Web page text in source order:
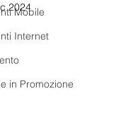
Mobile
Internet
in Promozione
2024
stelle su 5.